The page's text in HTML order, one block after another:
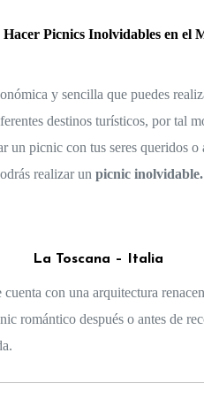
Hacer Picnics Inolvidables en el
y sencilla que puedes
destinos turísticos, por tal
un picnic con tus seres queridos
realizar un picnic inolvidable.
La Toscana – Italia
romántico después o antes de